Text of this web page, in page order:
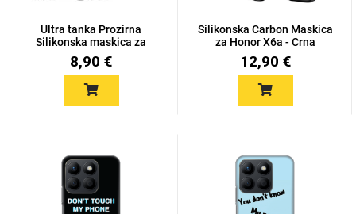
Ultra tanka Prozirna
Silikonska maskica za
Hon...
8,90 €
Silikonska Carbon Maskica
za Honor X6a - Crna
12,90 €
Love motivi I Need Some Space
Quotes Collection